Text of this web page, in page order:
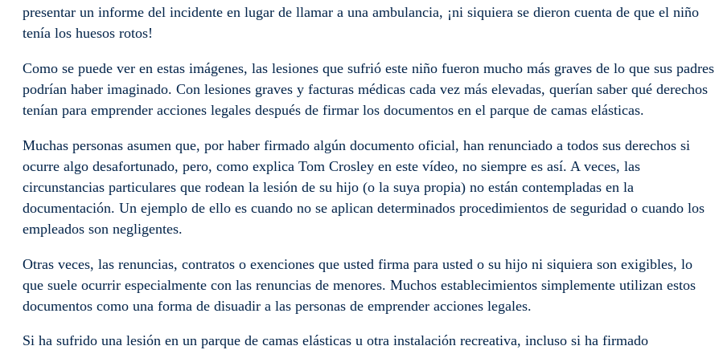
presentar un informe del incidente en lugar de llamar a una ambulancia, ¡ni siquiera se dieron cuenta de que el niño
tenía los huesos rotos!
Como se puede ver en estas imágenes, las lesiones que sufrió este niño fueron mucho más graves de lo que sus padres
podrían haber imaginado. Con lesiones graves y facturas médicas cada vez más elevadas, querían saber qué derechos
tenían para emprender acciones legales después de firmar los documentos en el parque de camas elásticas.
Muchas personas asumen que, por haber firmado algún documento oficial, han renunciado a todos sus derechos si
ocurre algo desafortunado, pero, como explica Tom Crosley en este vídeo, no siempre es así. A veces, las
circunstancias particulares que rodean la lesión de su hijo (o la suya propia) no están contempladas en la
documentación. Un ejemplo de ello es cuando no se aplican determinados procedimientos de seguridad o cuando los
empleados son negligentes.
Otras veces, las renuncias, contratos o exenciones que usted firma para usted o su hijo ni siquiera son exigibles, lo
que suele ocurrir especialmente con las renuncias de menores. Muchos establecimientos simplemente utilizan estos
documentos como una forma de disuadir a las personas de emprender acciones legales.
Si ha sufrido una lesión en un parque de camas elásticas u otra instalación recreativa, incluso si ha firmado